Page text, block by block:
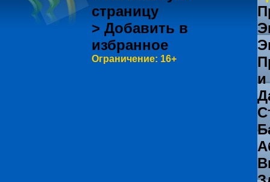
страницу
> Добавить в
избранное
Ограничение: 16+